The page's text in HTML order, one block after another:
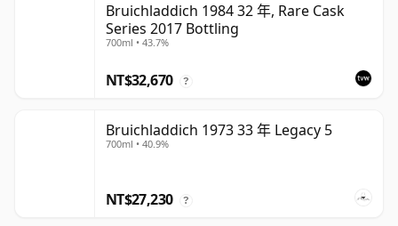
Bruichladdich 1984 32 年, Rare Cask
Series 2017 Bottling
700ml • 43.7%
NT$32,670 ?
Bruichladdich 1973 33 年 Legacy 5
700ml • 40.9%
NT$27,230 ?